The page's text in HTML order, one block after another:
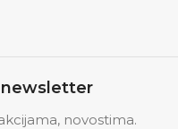
newsletter
novostima.